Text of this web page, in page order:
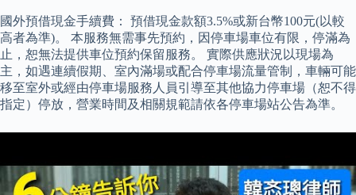
國外預借現金手續費： 預借現金款額3.5%或新台幣100元(以較
高者為準)。 本服務無需事先預約，因停車場車位有限，停滿為
止，恕無法提供車位預約保留服務。 實際供應狀況以現場為
主，如遇連續假期、室內滿場或配合停車場流量管制，車輛可能
移至室外或經由停車場服務人員引導至其他協力停車場（恕不得
指定）停放，營業時間及相關規範請依各停車場站公告為準。